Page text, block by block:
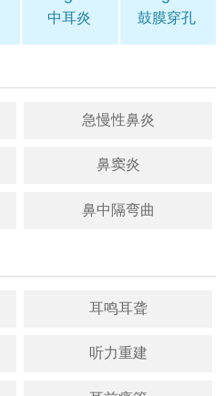
中耳炎 鼓膜穿孔
急慢性鼻炎
鼻窦炎
鼻中隔弯曲
耳鸣耳聋
听力重建